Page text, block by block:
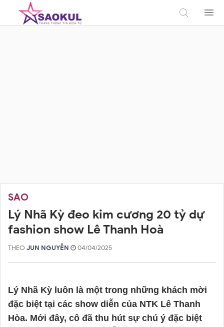
SAO
Lý Nhã Kỳ đeo kim cương 20 tỷ dự
fashion show Lê Thanh Hoà
THEO JUN NGUYỄN 04/04/2025
Lý Nhã Kỳ luôn là một trong những khách mời
đặc biệt tại các show diễn của NTK Lê Thanh
Hòa. Mới đây, cô đã thu hút sự chú ý đặc biệt